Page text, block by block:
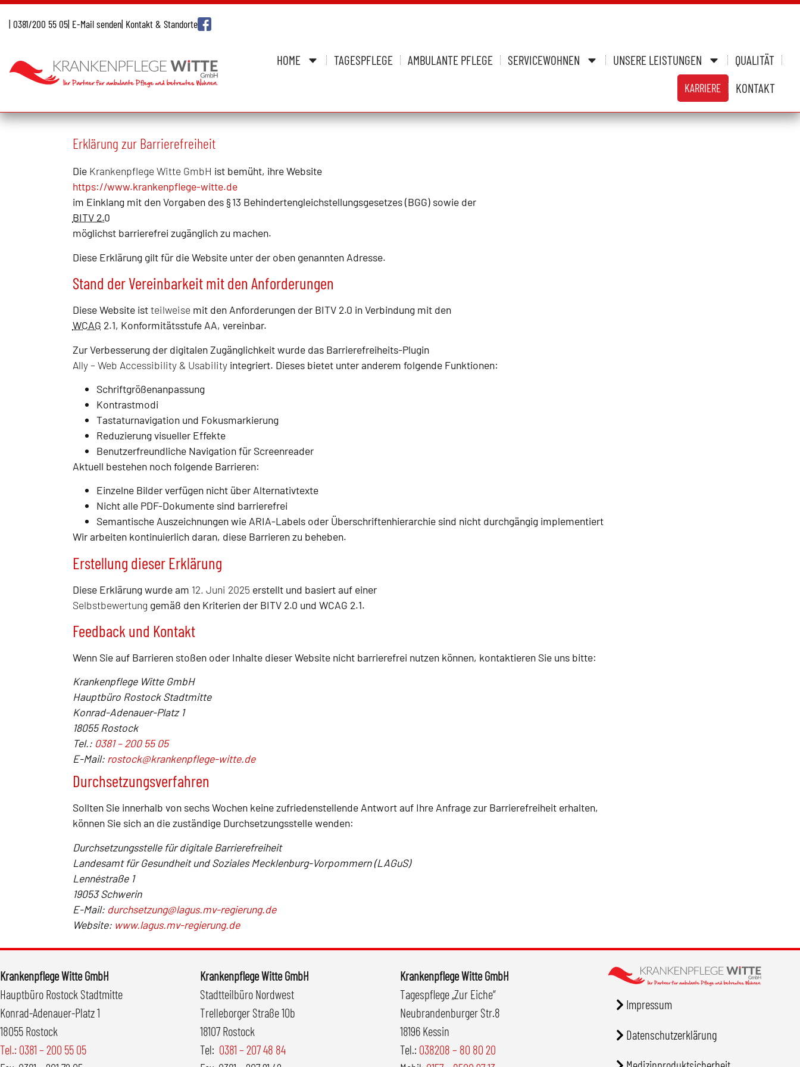
| 0381/200 55 05| E-Mail senden| Kontakt & Standorte
HOME TAGESPFLEGE AMBULANTE PFLEGE SERVICEWOHNEN UNSERE LEISTUNGEN QUALITÄT
KARRIERE KONTAKT
Erklärung zur Barrierefreiheit
Die Krankenpflege Witte GmbH ist bemüht, ihre Website
https://www.krankenpflege-witte.de
im Einklang mit den Vorgaben des § 13 Behindertengleichstellungsgesetzes (BGG) sowie der
BITV 2.0
möglichst barrierefrei zugänglich zu machen.
Diese Erklärung gilt für die Website unter der oben genannten Adresse.
Stand der Vereinbarkeit mit den Anforderungen
Diese Website istteilweisemit den Anforderungen der BITV 2.0 in Verbindung mit den
WCAG 2.1, Konformitätsstufe AA, vereinbar.
Zur Verbesserung der digitalen Zugänglichkeit wurde das Barrierefreiheits-Plugin
Ally – Web Accessibility & Usabilityintegriert. Dieses bietet unter anderem folgende Funktionen:
Schriftgrößenanpassung
Kontrastmodi
Tastaturnavigation und Fokusmarkierung
Reduzierung visueller Effekte
Benutzerfreundliche Navigation für Screenreader
Aktuell bestehen noch folgende Barrieren:
Einzelne Bilder verfügen nicht über Alternativtexte
Nicht alle PDF-Dokumente sind barrierefrei
Semantische Auszeichnungen wie ARIA-Labels oder Überschriftenhierarchie sind nicht durchgängig implementiert
Wir arbeiten kontinuierlich daran, diese Barrieren zu beheben.
Erstellung dieser Erklärung
Diese Erklärung wurde am 12. Juni 2025 erstellt und basiert auf einer
Selbstbewertung gemäß den Kriterien der BITV 2.0 und WCAG 2.1.
Feedback und Kontakt
Wenn Sie auf Barrieren stoßen oder Inhalte dieser Website nicht barrierefrei nutzen können, kontaktieren Sie uns bitte:
Krankenpflege Witte GmbH
Hauptbüro Rostock Stadtmitte
Konrad-Adenauer-Platz 1
18055 Rostock
Tel.: 0381 – 200 55 05
E-Mail: rostock@krankenpflege-witte.de
Durchsetzungsverfahren
Sollten Sie innerhalb von sechs Wochen keine zufriedenstellende Antwort auf Ihre Anfrage zur Barrierefreiheit erhalten,
können Sie sich an die zuständige Durchsetzungsstelle wenden:
Durchsetzungsstelle für digitale Barrierefreiheit
Landesamt für Gesundheit und Soziales Mecklenburg-Vorpommern (LAGuS)
Lennéstraße 1
19053 Schwerin
E-Mail: durchsetzung@lagus.mv-regierung.de
Website: www.lagus.mv-regierung.de
Krankenpflege Witte GmbH
Hauptbüro Rostock Stadtmitte
Konrad-Adenauer-Platz 1
18055 Rostock
Tel.: 0381 – 200 55 05
Krankenpflege Witte GmbH
Stadtteilbüro Nordwest
Trelleborger Straße 10b
18107 Rostock
Tel: 0381 – 207 48 84
Krankenpflege Witte GmbH
Tagespflege „Zur Eiche“
Neubrandenburger Str.8
18196 Kessin
Tel.: 038208 – 80 80 20
Impressum
Datenschutzerklärung